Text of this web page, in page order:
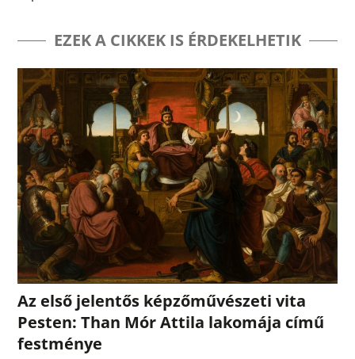
EZEK A CIKKEK IS ÉRDEKELHETIK
Az első jelentős képzőművészeti vita
Pesten: Than Mór Attila lakomája című
festménye